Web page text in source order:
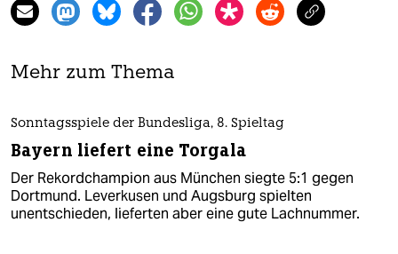
Mehr zum Thema
Sonntagsspiele der Bundesliga, 8. Spieltag
Bayern liefert eine Torgala
Der Rekordchampion aus München siegte 5:1 gegen
Dortmund. Leverkusen und Augsburg spielten
unentschieden, lieferten aber eine gute Lachnummer.